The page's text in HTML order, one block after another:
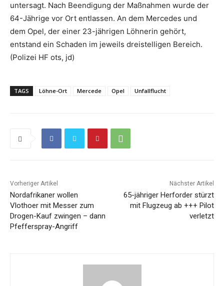
untersagt. Nach Beendigung der Maßnahmen wurde der
64-Jährige vor Ort entlassen. An dem Mercedes und
dem Opel, der einer 23-jährigen Löhnerin gehört,
entstand ein Schaden im jeweils dreistelligen Bereich.
(Polizei HF ots, jd)
TAGS Löhne-Ort Mercede Opel Unfallflucht
Vorheriger Artikel
Nordafrikaner wollen
Vlothoer mit Messer zum
Drogen-Kauf zwingen – dann
Pfefferspray-Angriff
Nächster Artikel
65-jähriger Herforder stürzt
mit Flugzeug ab +++ Pilot
verletzt